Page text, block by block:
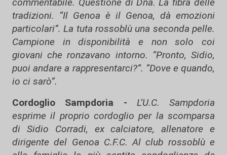
commentabile. Questione di Dna. La fibra delle
tradizioni. “Il Genoa è il Genoa, dà emozioni
particolari”. La tuta rossoblù una seconda pelle.
Campione in disponibilità e non solo coi
giovani che ronzavano intorno. “Pronto, Sidio,
puoi andare a rappresentarci?”. “Dove e quando,
io ci sarò”.
Cordoglio Sampdoria - L’U.C. Sampdoria
esprime il proprio cordoglio per la scomparsa
di Sidio Corradi, ex calciatore, allenatore e
dirigente del Genoa C.F.C. Al club rossoblù e